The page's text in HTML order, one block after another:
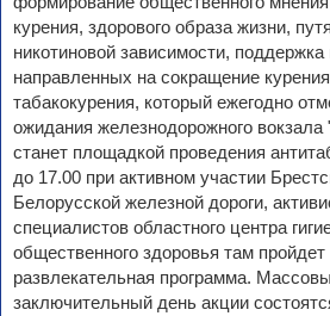
курения, здорового образа жизни,
никотиновой зависимости, поддержка
направленных на сокращение
табакокурения, который ежегодно
ожидания железнодорожного
станет площадкой проведения
до 17.00 при активном участии
Белорусской железной дороги,
специалистов областного центра
общественного здоровья там
развлекательная программа.
заключительный день акции